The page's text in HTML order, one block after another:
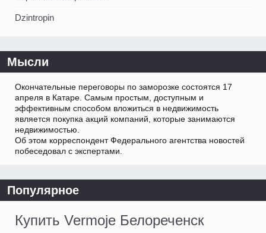
Dzintropin
Мысли
Окончательные переговоры по заморозке состоятся 17
апреля в Катаре. Самым простым, доступным и
эффективным способом вложиться в недвижимость
является покупка акций компаний, которые занимаются
недвижимостью.
Об этом корреспондент Федерального агентства новостей
побеседовал с экспертами.
Популярное
Купить Vermoje Белореченск